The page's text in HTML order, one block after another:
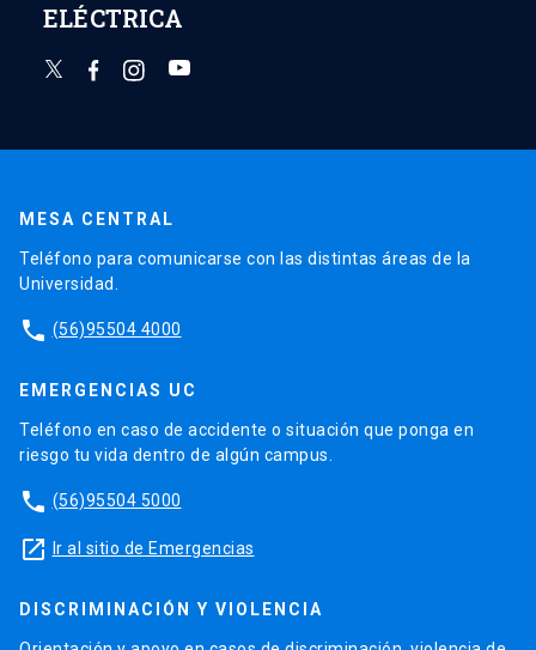
ELÉCTRICA
MESA CENTRAL
Teléfono para comunicarse con las distintas áreas de la
Universidad.
phone (56)95504 4000
EMERGENCIAS UC
Teléfono en caso de accidente o situación que ponga en
riesgo tu vida dentro de algún campus.
phone (56)95504 5000
launch Ir al sitio de Emergencias
DISCRIMINACIÓN Y VIOLENCIA